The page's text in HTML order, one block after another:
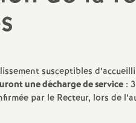
N
t
i
de frais,
sociales
Protection sociale
susceptibles
une décharge de service :
par le Recteur, lors de